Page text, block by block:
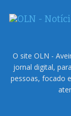
O site OLN -
jornal digital,
pessoas, focado